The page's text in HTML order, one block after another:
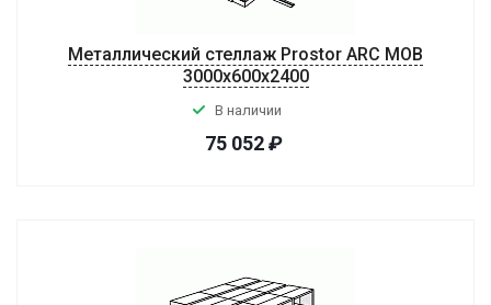
Металлический стеллаж Prostor ARC MOB
3000x600x2400
В наличии
75 052₽